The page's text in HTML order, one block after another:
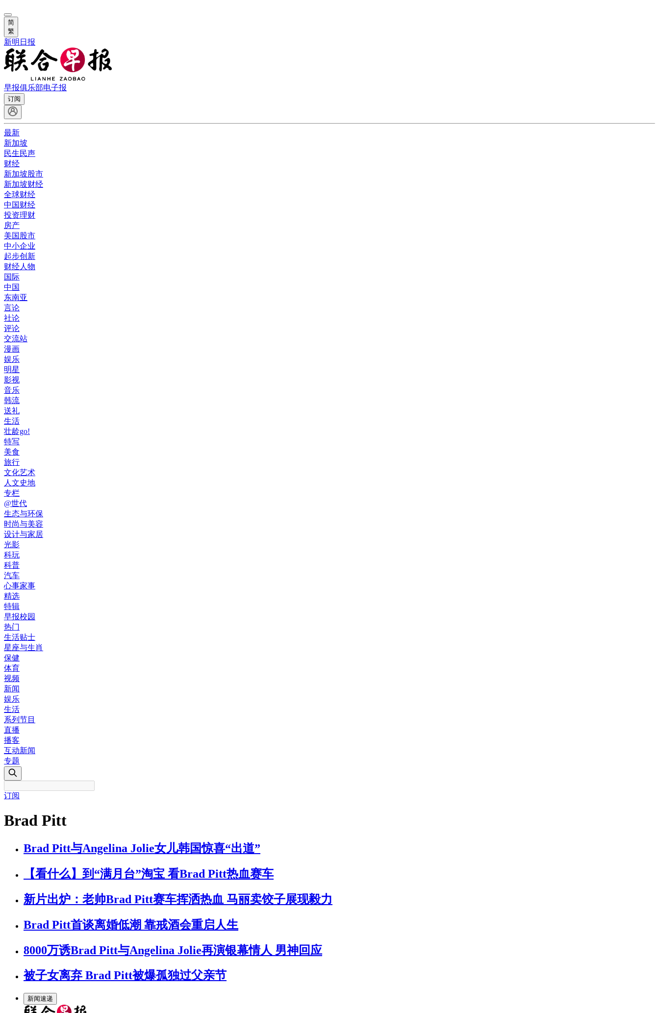
简
繁
新明日报
早报俱乐部电子报
订阅
最新
新加坡
民生民声
财经
新加坡股市
新加坡财经
全球财经
中国财经
投资理财
房产
美国股市
中小企业
起步创新
财经人物
国际
中国
东南亚
言论
社论
评论
交流站
漫画
娱乐
明星
影视
音乐
韩流
送礼
生活
壮龄go!
特写
美食
旅行
文化艺术
人文史地
专栏
@世代
生态与环保
时尚与美容
设计与家居
光影
科玩
科普
汽车
心事家事
精选
特辑
早报校园
热门
生活贴士
星座与生肖
保健
体育
视频
新闻
娱乐
生活
系列节目
直播
播客
互动新闻
专题
订阅
Brad Pitt
Brad Pitt与Angelina Jolie女儿韩国惊喜“出道”
【看什么】到“满月台”淘宝 看Brad Pitt热血赛车
新片出炉：老帅Brad Pitt赛车挥洒热血 马丽卖饺子展现毅力
Brad Pitt首谈离婚低潮 靠戒酒会重启人生
8000万诱Brad Pitt与Angelina Jolie再演银幕情人 男神回应
被子女离弃 Brad Pitt被爆孤独过父亲节
新闻速递